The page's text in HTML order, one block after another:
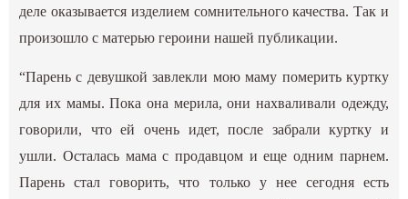
деле оказывается изделием сомнительного качества. Так и
произошло с матерью героини нашей публикации.
“Парень с девушкой завлекли мою маму померить куртку
для их мамы. Пока она мерила, они нахваливали одежду,
говорили, что ей очень идет, после забрали куртку и
ушли. Осталась мама с продавцом и еще одним парнем.
Парень стал говорить, что только у нее сегодня есть